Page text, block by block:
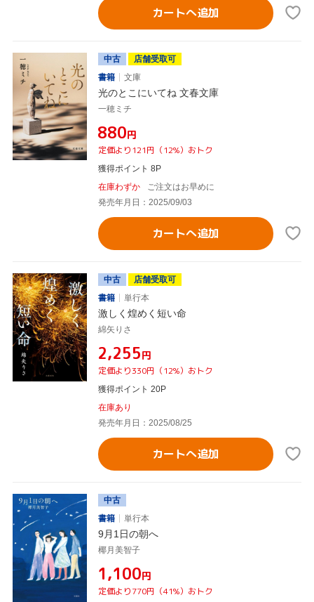
カートへ追加
中古
店舗受取可
書籍
文庫
光のとこにいてね 文春文庫
一穂ミチ
¥880円
定価より121円（12%）おトク
獲得ポイント 8P
在庫わずか
ご注文はお早めに
発売年月日：2025/09/03
カートへ追加
中古
店舗受取可
書籍
単行本
激しく煌めく短い命
綿矢りさ
¥2,255円
定価より330円（12%）おトク
獲得ポイント 20P
在庫あり
発売年月日：2025/08/25
カートへ追加
中古
書籍
単行本
9月1日の朝へ
椰月美智子
¥1,100円
定価より770円（41%）おトク